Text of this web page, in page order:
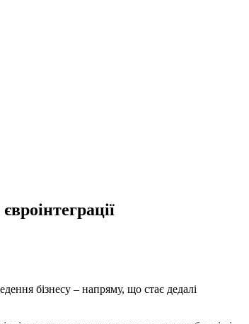
бізнесу – напряму, що стає дедалі